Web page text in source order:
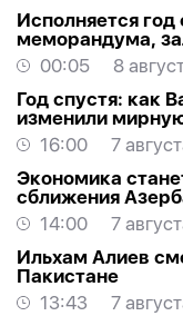
Исполняется год
меморандума,
США00:05
8
Год спустя: как
изменили
ВЗГЛЯД
16:00
7
Экономика
сближения
визите
14:00
7
Ильхам Алиев
Пакистане
13:43
7